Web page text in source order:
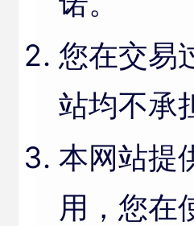
您在交易
站均不承
本网站提
用，您在